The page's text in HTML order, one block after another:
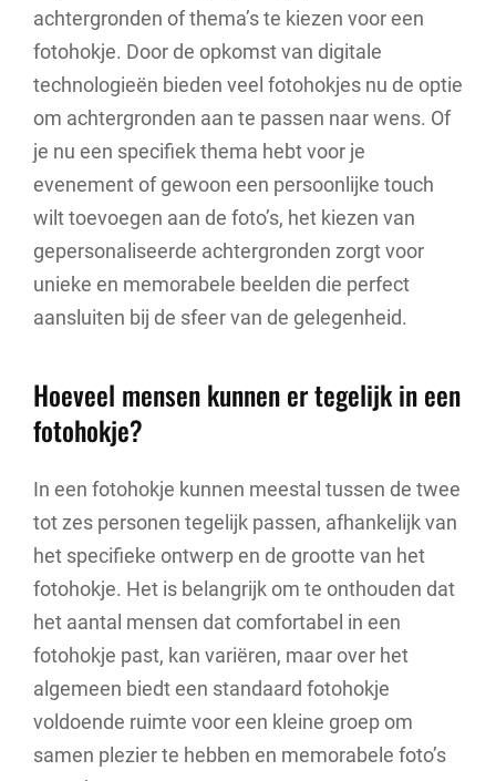
achtergronden of thema’s te kiezen voor een
fotohokje. Door de opkomst van digitale
technologieën bieden veel fotohokjes nu de optie
om achtergronden aan te passen naar wens. Of
je nu een specifiek thema hebt voor je
evenement of gewoon een persoonlijke touch
wilt toevoegen aan de foto’s, het kiezen van
gepersonaliseerde achtergronden zorgt voor
unieke en memorabele beelden die perfect
aansluiten bij de sfeer van de gelegenheid.
Hoeveel mensen kunnen er tegelijk in een
fotohokje?
In een fotohokje kunnen meestal tussen de twee
tot zes personen tegelijk passen, afhankelijk van
het specifieke ontwerp en de grootte van het
fotohokje. Het is belangrijk om te onthouden dat
het aantal mensen dat comfortabel in een
fotohokje past, kan variëren, maar over het
algemeen biedt een standaard fotohokje
voldoende ruimte voor een kleine groep om
samen plezier te hebben en memorabele foto’s